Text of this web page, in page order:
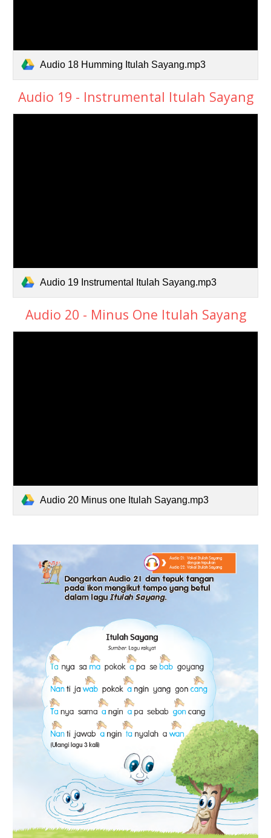
Audio 18 Humming Itulah Sayang.mp3
Audio 19 - Instrumental Itulah Sayang
Audio 19 Instrumental Itulah Sayang.mp3
Audio 20 - Minus One Itulah Sayang
Audio 20 Minus one Itulah Sayang.mp3